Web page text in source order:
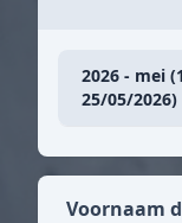
2026 - mei
25/05/2026)
Voornaam